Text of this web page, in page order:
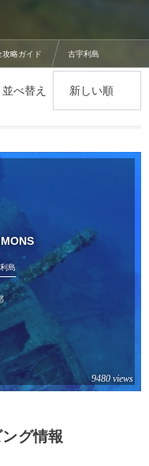
略ガイド 古宇利島
並べ替え
島
9480 views
グ情報